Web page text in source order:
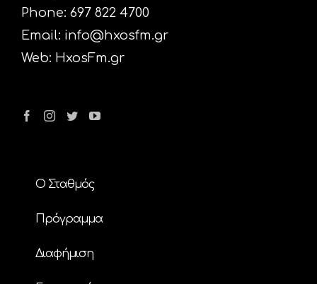
Phone: 697 822 4700
Email: info@hxosfm.gr
Web: HxosFm.gr
Ο Σταθμός
Πρόγραμμα
Διαφήμιση